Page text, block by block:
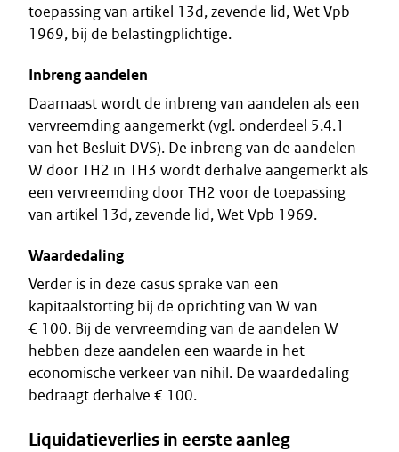
toepassing van artikel 13d, zevende lid, Wet Vpb
1969, bij de belastingplichtige.
Inbreng aandelen
Daarnaast wordt de inbreng van aandelen als een
vervreemding aangemerkt (vgl. onderdeel 5.4.1
van het Besluit DVS). De inbreng van de aandelen
W door TH2 in TH3 wordt derhalve aangemerkt als
een vervreemding door TH2 voor de toepassing
van artikel 13d, zevende lid, Wet Vpb 1969.
Waardedaling
Verder is in deze casus sprake van een
kapitaalstorting bij de oprichting van W van
€ 100. Bij de vervreemding van de aandelen W
hebben deze aandelen een waarde in het
economische verkeer van nihil. De waardedaling
bedraagt derhalve € 100.
Liquidatieverlies in eerste aanleg